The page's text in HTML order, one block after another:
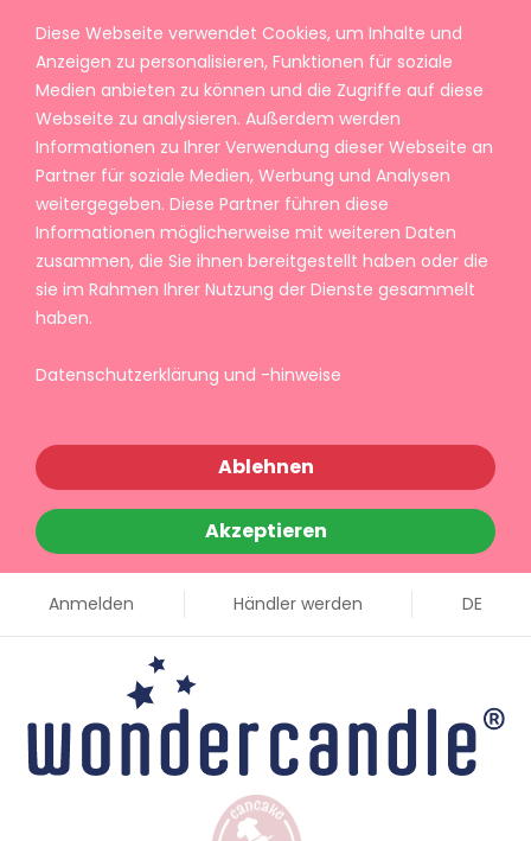
Diese Webseite verwendet Cookies, um Inhalte und
Anzeigen zu personalisieren, Funktionen für soziale
Medien anbieten zu können und die Zugriffe auf diese
Webseite zu analysieren. Außerdem werden
Informationen zu Ihrer Verwendung dieser Webseite an
Partner für soziale Medien, Werbung und Analysen
weitergegeben. Diese Partner führen diese
Informationen möglicherweise mit weiteren Daten
zusammen, die Sie ihnen bereitgestellt haben oder die
sie im Rahmen Ihrer Nutzung der Dienste gesammelt
haben.
Datenschutzerklärung und -hinweise
Ablehnen
Akzeptieren
Anmelden Händler werden DE